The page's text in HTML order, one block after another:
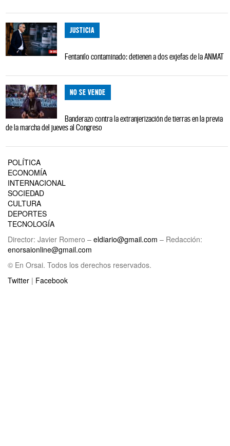
JUSTICIA
Fentanilo contaminado: detienen a dos exjefas de la ANMAT
NO SE VENDE
Banderazo contra la extranjerización de tierras en la previa
de la marcha del jueves al Congreso
POLÍTICA
ECONOMÍA
INTERNACIONAL
SOCIEDAD
CULTURA
DEPORTES
TECNOLOGÍA
Director: Javier Romero – eldiario@gmail.com – Redacción:
enorsaionline@gmail.com
© En Orsai. Todos los derechos reservados.
Twitter | Facebook